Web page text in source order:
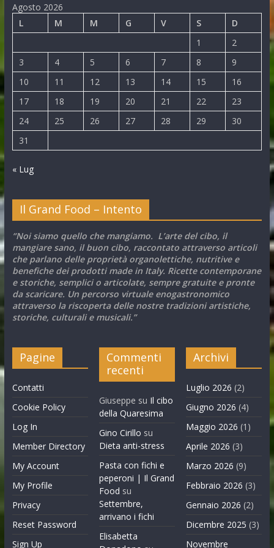
Agosto 2026
L
M M G V S
D
1
2
3
4 5 6 7 8
9
10
11 12 13 14 15
16
17
18 19 20 21 22
23
24
25 26 27 28 29
30
31
« Lug
Il Grand Food – Intento
“Noi siamo quello che mangiamo. L’arte del cibo, il
mangiare sano, il buon cibo, raccontato attraverso articoli
che parlano delle proprietà organolettiche, nutritive e
benefiche dei prodotti made in Italy. Ricette contemporane
e storiche, semplici o articolate, sempre gratuite e pronte
da scaricare. Un percorso virtuale enogastronomico
attraverso la riscoperta delle nostre tradizioni artistiche,
storiche, culturali e musicali.”
Pagine
Contatti
Cookie Policy
Log In
Member Directory
My Account
My Profile
Privacy
Reset Password
Sign Up
Commenti
recenti
Giuseppe su Il cibo
della Quaresima
Gino Cirillo su
Dieta anti-stress
Pasta con fichi e
peperoni | Il Grand
Food su
Settembre,
arrivano i fichi
Elisabetta
Archivi
Luglio 2026 (2)
Giugno 2026 (4)
Maggio 2026 (1)
Aprile 2026 (3)
Marzo 2026 (9)
Febbraio 2026 (3)
Gennaio 2026 (2)
Dicembre 2025 (3)
Novembre